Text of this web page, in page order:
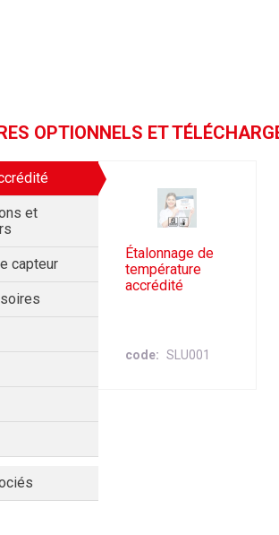
OPTIONNELS ET
et
capteur
Étalonnage de
température
accrédité
code SLU001